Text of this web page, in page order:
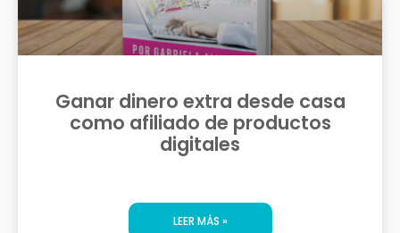
Ganar dinero extra desde casa
como afiliado de productos
digitales
LEER MÁS »